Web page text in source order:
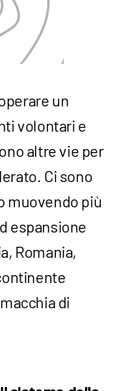
un
volontari e
altre vie per
Ci sono
muovendo più
espansione
Romania,
di